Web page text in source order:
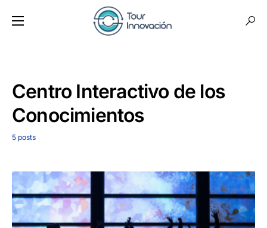
Centro Interactivo de los
Conocimientos
5 posts